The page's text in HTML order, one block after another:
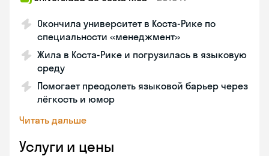
Окончила университет в Коста‑Рике по
специальности «менеджмент»
Жила в Коста‑Рике и погрузилась в языковую
среду
Помогает преодолеть языковой барьер через
лёгкость и юмор
Читать дальше
Услуги и цены